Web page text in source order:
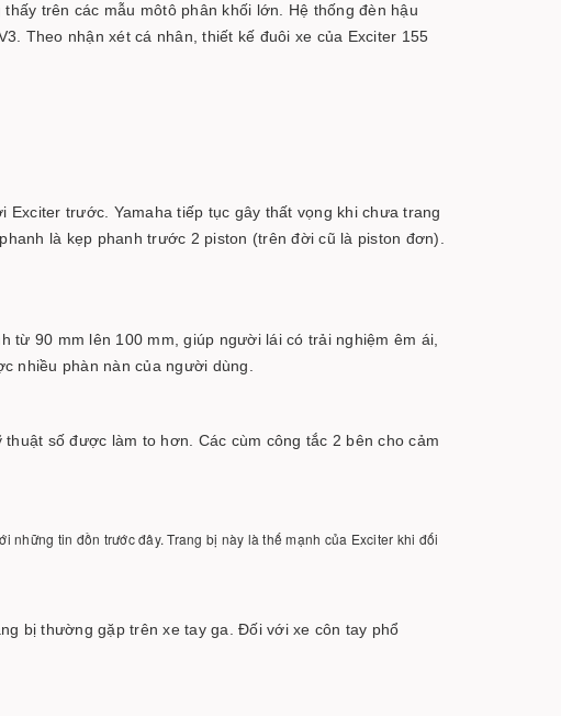
trên các mẫu môtô phân khối lớn. Hệ thống đèn hậu
Theo nhận xét cá nhân, thiết kế đuôi xe của Exciter 155
trước. Yamaha tiếp tục gây thất vọng khi chưa trang
là kẹp phanh trước 2 piston (trên đời cũ là piston đơn).
từ 90 mm lên 100 mm, giúp người lái có trải nghiệm êm ái,
nhiều phàn nàn của người dùng.
số được làm to hơn. Các cùm công tắc 2 bên cho cảm
những tin đồn trước đây. Trang bị này là thế mạnh của Exciter khi đối
bị thường gặp trên xe tay ga. Đối với xe côn tay phổ